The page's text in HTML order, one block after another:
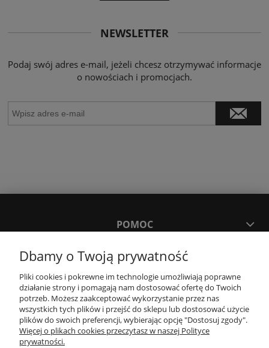
NEWSLETTER
Podaj swój adres e-mail, jeżeli chcesz otrzymywać informacje
o nowościach i promocjach.
POMOC
MOJE KONTO
PŁATNOŚCI I DOSTAWA
KONTAKT
Dbamy o Twoją prywatność
Pliki cookies i pokrewne im technologie umożliwiają poprawne
działanie strony i pomagają nam dostosować ofertę do Twoich
potrzeb. Możesz zaakceptować wykorzystanie przez nas
wszystkich tych plików i przejść do sklepu lub dostosować użycie
plików do swoich preferencji, wybierając opcję "Dostosuj zgody".
Więcej o plikach cookies przeczytasz w naszej Polityce
prywatności.